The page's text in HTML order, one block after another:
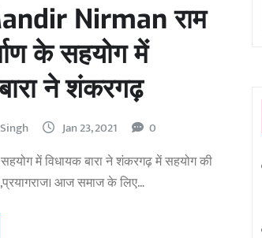
Nirman राम
के सहयोग में
ने शंकरगढ़
Jan 23, 2021 0
सहयोग में विधायक बारा ने शंकरगढ़ में सहयोग की
आज समाज के लिए…